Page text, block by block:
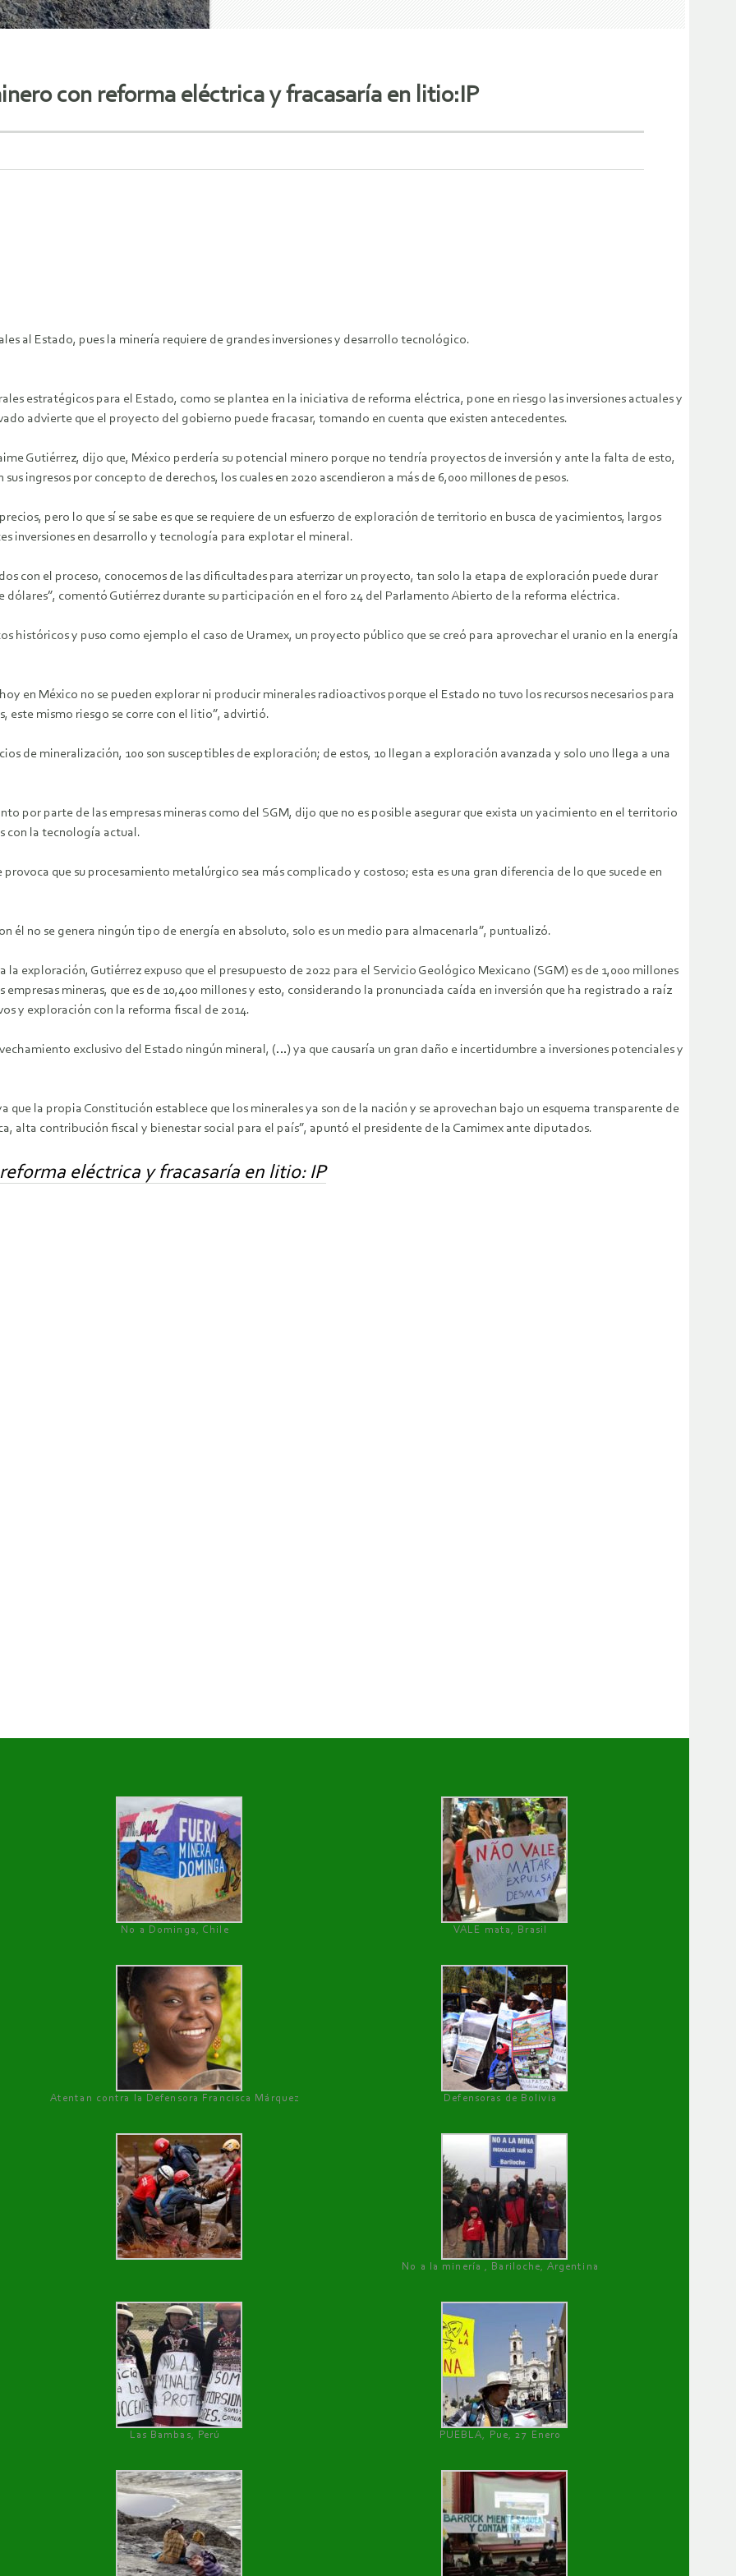
con reforma eléctrica y fracasaría en litio:IP
al Estado, pues la minería requiere de grandes inversiones y desarrollo tecnológico.
estratégicos para el Estado, como se plantea en la iniciativa de reforma eléctrica, pone en riesgo las inversiones actuales y
advierte que el proyecto del gobierno puede fracasar, tomando en cuenta que existen antecedentes.
Gutiérrez, dijo que, México perdería su potencial minero porque no tendría proyectos de inversión y ante la falta de esto,
ingresos por concepto de derechos, los cuales en 2020 ascendieron a más de 6,000 millones de pesos.
pero lo que sí se sabe es que se requiere de un esfuerzo de exploración de territorio en busca de yacimientos, largos
inversiones en desarrollo y tecnología para explotar el mineral.
con el proceso, conocemos de las dificultades para aterrizar un proyecto, tan solo la etapa de exploración puede durar
dólares”, comentó Gutiérrez durante su participación en el foro 24 del Parlamento Abierto de la reforma eléctrica.
históricos y puso como ejemplo el caso de Uramex, un proyecto público que se creó para aprovechar el uranio en la energía
en México no se pueden explorar ni producir minerales radioactivos porque el Estado no tuvo los recursos necesarios para
este mismo riesgo se corre con el litio”, advirtió.
de mineralización, 100 son susceptibles de exploración; de estos, 10 llegan a exploración avanzada y solo uno llega a una
por parte de las empresas mineras como del SGM, dijo que no es posible asegurar que exista un yacimiento en el territorio
con la tecnología actual.
que su procesamiento metalúrgico sea más complicado y costoso; esta es una gran diferencia de lo que sucede en
él no se genera ningún tipo de energía en absoluto, solo es un medio para almacenarla”, puntualizó.
la exploración, Gutiérrez expuso que el presupuesto de 2022 para el Servicio Geológico Mexicano (SGM) es de 1,000 millones
empresas mineras, que es de 10,400 millones y esto, considerando la pronunciada caída en inversión que ha registrado a raíz
y exploración con la reforma fiscal de 2014.
exclusivo del Estado ningún mineral, (…) ya que causaría un gran daño e incertidumbre a inversiones potenciales y
que la propia Constitución establece que los minerales ya son de la nación y se aprovechan bajo un esquema transparente de
alta contribución fiscal y bienestar social para el país”, apuntó el presidente de la Camimex ante diputados.
eléctrica y fracasaría en litio: IP
No a Dominga, Chile
VALE mata, Brasil
Atentan contra la Defensora Francisca Márquez Defensoras de Bolivia
No a la minería , Bariloche, Argentina
Las Bambas, Perú PUEBLA, Pue, 27 Enero